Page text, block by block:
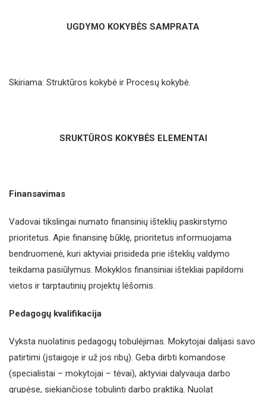
UGDYMO KOKYBĖS SAMPRATA
Skiriama: Struktūros kokybė ir Procesų kokybė.
SRUKTŪROS KOKYBĖS ELEMENTAI
Finansavimas
Vadovai tikslingai numato finansinių išteklių paskirstymo
prioritetus. Apie finansinę būklę, prioritetus informuojama
bendruomenė, kuri aktyviai prisideda prie išteklių valdymo
teikdama pasiūlymus. Mokyklos finansiniai ištekliai papildomi
vietos ir tarptautinių projektų lėšomis.
Pedagogų kvalifikacija
Vyksta nuolatinis pedagogų tobulėjimas. Mokytojai dalijasi savo
patirtimi (įstaigoje ir už jos ribų). Geba dirbti komandose
(specialistai – mokytojai – tėvai), aktyviai dalyvauja darbo
grupėse, siekiančiose tobulinti darbo praktiką. Nuolat